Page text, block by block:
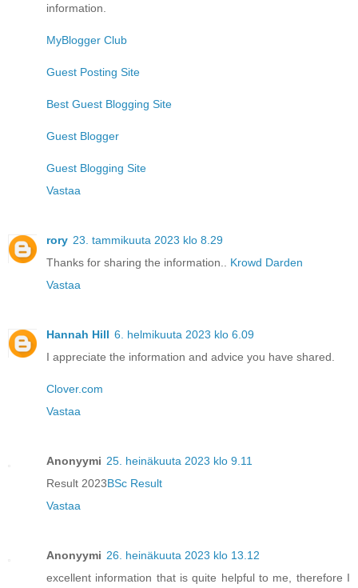
information.
MyBlogger Club
Guest Posting Site
Best Guest Blogging Site
Guest Blogger
Guest Blogging Site
Vastaa
rory 23. tammikuuta 2023 klo 8.29
Thanks for sharing the information.. Krowd Darden
Vastaa
Hannah Hill 6. helmikuuta 2023 klo 6.09
I appreciate the information and advice you have shared.
Clover.com
Vastaa
Anonyymi 25. heinäkuuta 2023 klo 9.11
Result 2023BSc Result
Vastaa
Anonyymi 26. heinäkuuta 2023 klo 13.12
excellent information that is quite helpful to me, therefore I